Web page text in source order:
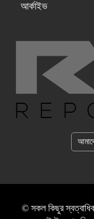
আর্কাইভ
© সকল কিছুর